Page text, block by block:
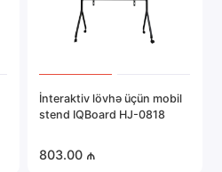
İnteraktiv lövhə üçün mobil
stend IQBoard HJ-0818
803.00 ₼